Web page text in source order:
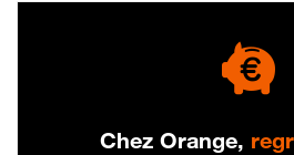
Chez Orange,